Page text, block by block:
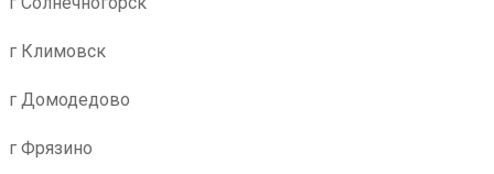
г Климовск
г Домодедово
г Фрязино